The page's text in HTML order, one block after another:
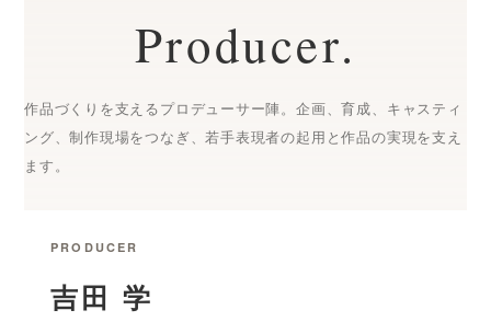
Producer.
作品づくりを支えるプロデューサー陣。企画、育成、キャスティ
ング、制作現場をつなぎ、若手表現者の起用と作品の実現を支え
ます。
PRODUCER
吉田 学